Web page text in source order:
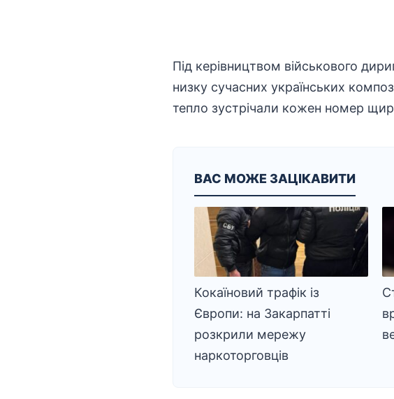
Під керівництвом військового
низку сучасних українських
тепло зустрічали кожен номер
ВАС МОЖЕ ЗАЦІКАВИТИ
Кокаїновий трафік із
Європи: на Закарпатті
розкрили мережу
наркоторговців